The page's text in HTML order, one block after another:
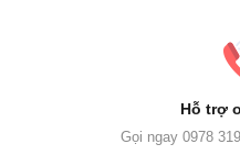
Hỗ trợ
Gọi ngay 0978